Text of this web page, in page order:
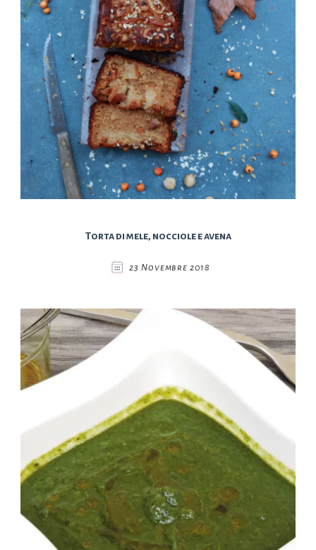
Torta di mele, nocciole e avena
23 Novembre 2018